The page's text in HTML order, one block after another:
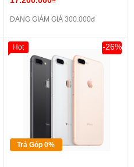
ĐANG GIẢM GIÁ 300.000đ
Trả Góp 0%
-26%
Hot